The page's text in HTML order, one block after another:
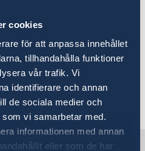
cookies
för att anpassa innehållet
tillhandahålla funktioner
vår trafik. Vi
identifierare och annan
de sociala medier och
vi samarbetar med.
informationen med annan
eller som de har
on Friday, May
2.36 PM